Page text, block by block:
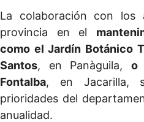
La colaboración con los
provincia en el
como el Jardín Botánico
Santos, en Panàguila,o
Fontalba, en Jacarilla,
prioridades del
anualidad.